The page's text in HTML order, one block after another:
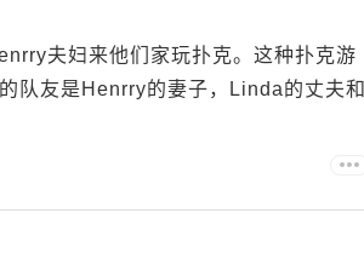
夫妇来他们家玩扑克。这种扑克游
队友是Henrry的妻子，Linda的丈夫和